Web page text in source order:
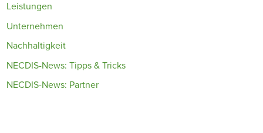
Leistungen
Unternehmen
Nachhaltigkeit
NECDIS-News: Tipps & Tricks
NECDIS-News: Partner